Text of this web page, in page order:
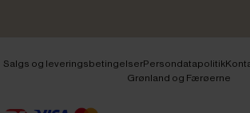
Salgs og leveringsbetingelserPersondatapolitik
Grønland og Færøerne